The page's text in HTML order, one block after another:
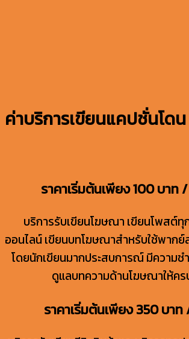
ค่าบริการเขียนแคปชั่นโด
ราคาเริ่มต้นเพียง 100 บาท
บริการรับเขียนโฆษณา เขียนโพสต์
ออนไลน์ เขียนบทโฆษณาสำหรับใช้พาก
โดยนักเขียนมากประสบการณ์ มีความช
ดูแลบทความด้านโฆษณาให้ค
ราคาเริ่มต้นเพียง 350 บา